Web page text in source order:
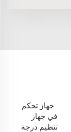
جهاز تحكم
في جهاز
تنظيم درجة